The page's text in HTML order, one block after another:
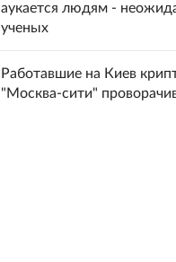
аукается людям -
ученых
Работавшие на Киев
"Москва-сити"